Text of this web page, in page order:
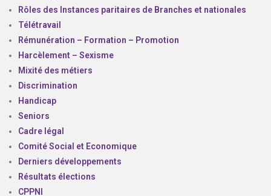
Rôles des Instances paritaires de Branches et nationales
Télétravail
Rémunération – Formation – Promotion
Harcèlement – Sexisme
Mixité des métiers
Discrimination
Handicap
Seniors
Cadre légal
Comité Social et Economique
Derniers développements
Résultats élections
CPPNI